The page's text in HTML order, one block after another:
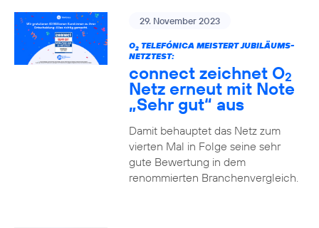
29. November 2023
O2TELEFÓNICA MEISTERT JUBILÄUMS-
NETZTEST:
connect zeichnet O2
Netz erneut mit Note
„Sehr gut“ aus
Damit behauptet das Netz zum
vierten Mal in Folge seine sehr
gute Bewertung in dem
renommierten Branchenvergleich.